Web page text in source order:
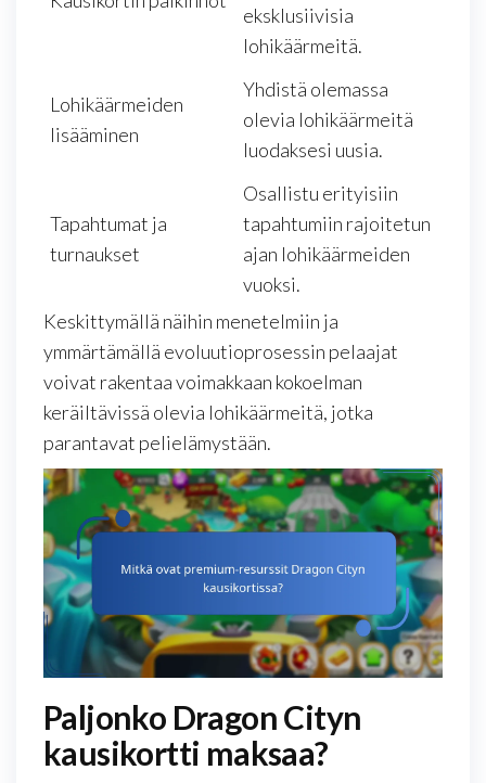
eksklusiivisia
lohikäärmeitä.
Lohikäärmeiden
lisääminen
Yhdistä olemassa
olevia lohikäärmeitä
luodaksesi uusia.
Tapahtumat ja
turnaukset
Osallistu erityisiin
tapahtumiin rajoitetun
ajan lohikäärmeiden
vuoksi.
Keskittymällä näihin menetelmiin ja
ymmärtämällä evoluutioprosessin pelaajat
voivat rakentaa voimakkaan kokoelman
keräiltävissä olevia lohikäärmeitä, jotka
parantavat pelielämystään.
Paljonko Dragon Cityn
kausikortti maksaa?